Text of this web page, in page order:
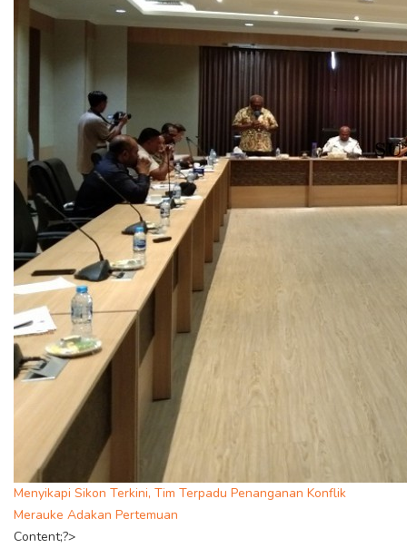
Menyikapi Sikon Terkini, Tim Terpadu Penanganan Konflik
Merauke Adakan Pertemuan
Content;?>